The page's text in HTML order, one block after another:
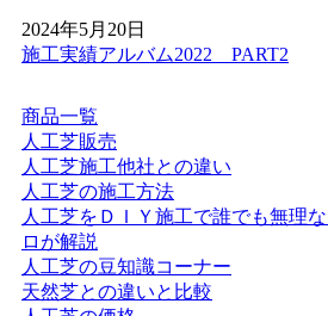
密なカット技術で、まるで一枚の絨
がりをお約束します。メンテナンス
2026.5.19
最近では幼稚園や保育園、学校の校
ケースが非常に増えています。当社
常に良いため、雨上がりでも泥にま
もたちがすぐにお外で遊べるのが最
市部の施設でも、土埃の舞い上がり
ースを有効活用する手段として人工
2024年5月20日
施工実績アルバム2022 PART2
商品一覧
人工芝販売
人工芝施工他社との違い
人工芝の施工方法
人工芝をＤＩＹ施工で誰でも無理
ロが解説
人工芝の豆知識コーナー
天然芝との違いと比較